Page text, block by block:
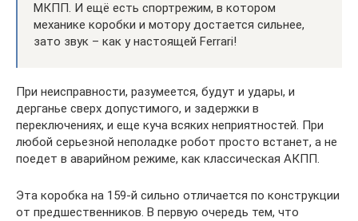
МКПП. И ещё есть спортрежим, в котором
механике коробки и мотору достается сильнее,
зато звук – как у настоящей Ferrari!
При неисправности, разумеется, будут и удары, и
дерганье сверх допустимого, и задержки в
переключениях, и еще куча всяких неприятностей. При
любой серьезной неполадке робот просто встанет, а не
поедет в аварийном режиме, как классическая АКПП.
Эта коробка на 159-й сильно отличается по конструкции
от предшественников. В первую очередь тем, что